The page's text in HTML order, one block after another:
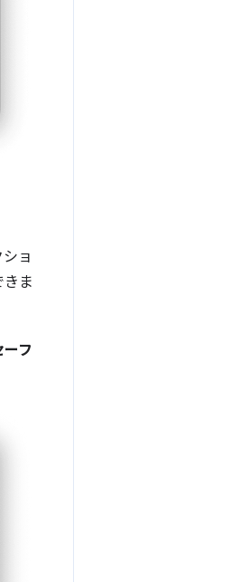
ョ
きま
フ